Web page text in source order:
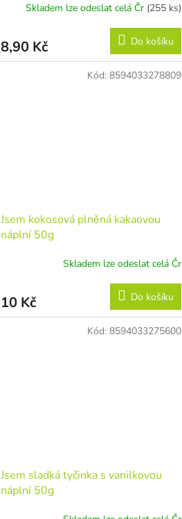
Skladem lze odeslat celá Čr (255 ks)
8,90 Kč Do košíku
Jsem kokosová plněná kakaovou
náplní 50g
Skladem lze odeslat celá Čr
10 Kč Do košíku
Kód: 8594033278809
Jsem sladká tyčinka s vanilkovou
náplní 50g
Kód: 8594033275600